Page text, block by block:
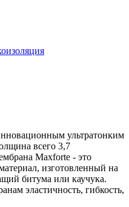
ультратонким
всего 3,7
Махforte - это
изготовленный на
битума или каучука.
эластичность, гибкость,